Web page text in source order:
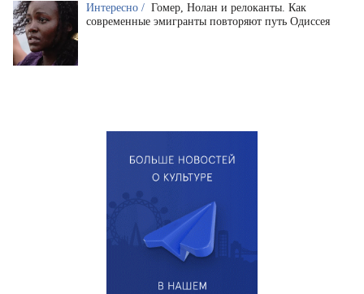
Интересно / Гомер, Нолан и релоканты. Как
современные эмигранты повторяют путь Одиссея